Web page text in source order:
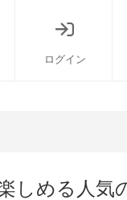
ログイン
しめる人気